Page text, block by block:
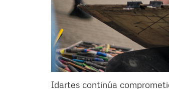
Idartes continúa